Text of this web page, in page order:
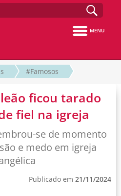
MENU
#Famosos
ficou tarado
fiel na igreja
se de momento
e medo em igreja
Publicado em 21/11/2024